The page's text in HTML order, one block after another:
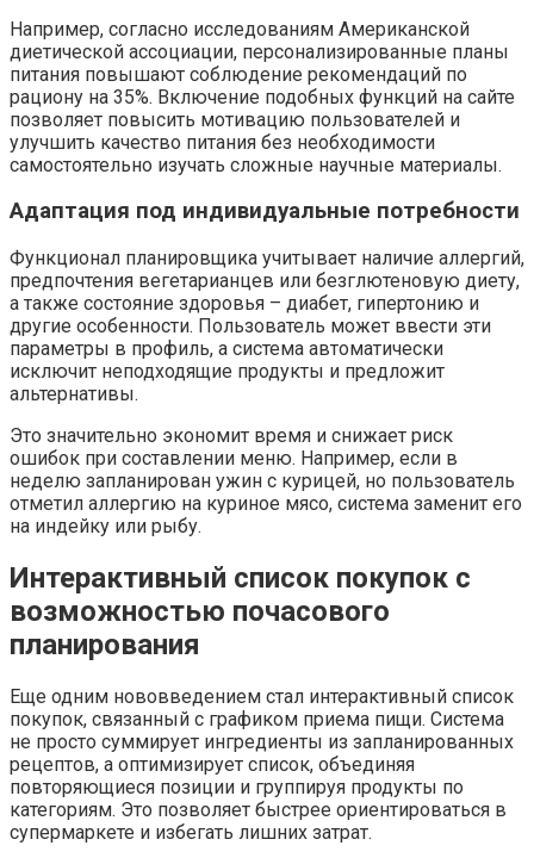
Например, согласно исследованиям Американской
диетической ассоциации, персонализированные планы
питания повышают соблюдение рекомендаций по
рациону на 35%. Включение подобных функций на сайте
позволяет повысить мотивацию пользователей и
улучшить качество питания без необходимости
самостоятельно изучать сложные научные материалы.
Адаптация под индивидуальные потребности
Функционал планировщика учитывает наличие аллергий,
предпочтения вегетарианцев или безглютеновую диету,
а также состояние здоровья – диабет, гипертонию и
другие особенности. Пользователь может ввести эти
параметры в профиль, а система автоматически
исключит неподходящие продукты и предложит
альтернативы.
Это значительно экономит время и снижает риск
ошибок при составлении меню. Например, если в
неделю запланирован ужин с курицей, но пользователь
отметил аллергию на куриное мясо, система заменит его
на индейку или рыбу.
Интерактивный список покупок с
возможностью почасового
планирования
Еще одним нововведением стал интерактивный список
покупок, связанный с графиком приема пищи. Система
не просто суммирует ингредиенты из запланированных
рецептов, а оптимизирует список, объединяя
повторяющиеся позиции и группируя продукты по
категориям. Это позволяет быстрее ориентироваться в
супермаркете и избегать лишних затрат.